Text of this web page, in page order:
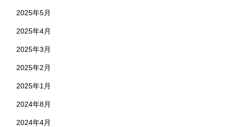
2025年5月
2025年4月
2025年3月
2025年2月
2025年1月
2024年8月
2024年4月